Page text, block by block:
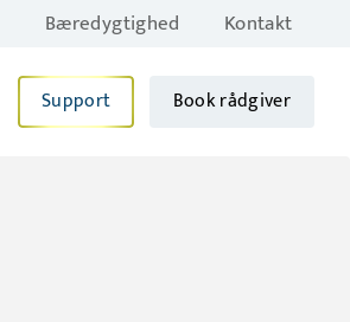
Bæredygtighed Kontakt
Support Book rådgiver